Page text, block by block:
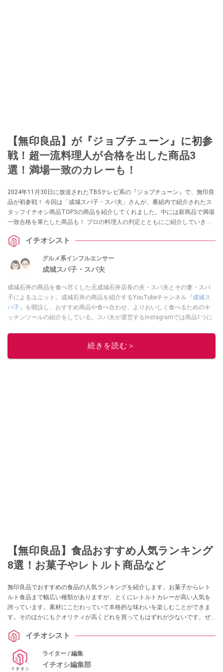
【無印良品】が『ジョブチューン』に初参
戦！超一流料理人が合格を出した商品3
選！満場一致のカレーも！
2024年11月30日に放送されたTBSテレビ系の『ジョブチューン』で、無印良
品が初参戦！ 今回は「成城スパ子・スパ夫」さんが、番組内で紹介されたス
タッフイチオシ商品TOP3の商品を紹介してくれました。中には新商品で満場
一致合格を果たした商品も！ プロの料理人の判定とともにご紹介していきま
イチオシスト
グルメ系インフルエンサー
成城スパ子・スパ夫
成城石井の商品を食べ尽くした元成城石井店長の夫・スパ夫とその妻・スパ
子によるユニット。成城石井の商品を紹介するYouTubeチャンネル『成城ス
パ子 』を開設し、おすすめ商品や食べ合わせ、よりおいしく食べるためのキ
ッチンツールの紹介をしている。スパ夫が運営するInstagramでは商品1つに
ィープな魅力を発信している。
続きを読む＞
【無印良品】食品おすすめ人気ランキング
8選！お菓子やレトルト商品など
無印良品でおすすめの食品の人気ランキングを紹介します。お菓子からレト
ルト食品まで幅広い種類がありますが、とくにレトルトカレーが高い人気を
誇っています。素材にこだわっていて本格的な味わいを楽しむことができま
す。そのほかにもクオリティが高くどれを買ってもはずれが少ないです。ぜ
イチオシスト
ライター / 編集
イチオシ編集部